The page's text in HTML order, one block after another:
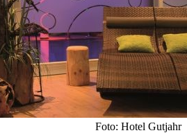
Foto: Hotel Gutjahr